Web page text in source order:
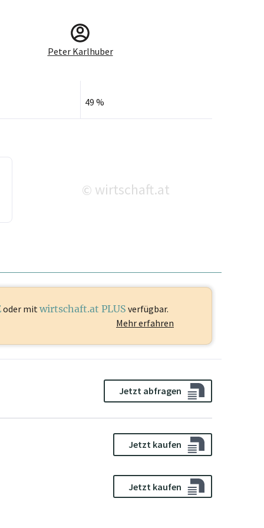
Peter Karlhuber
49 %
© wirtschaft.at
oder mit wirtschaft.at PLUS verfügbar.
Mehr erfahren
Jetzt abfragen
Jetzt kaufen
Jetzt kaufen